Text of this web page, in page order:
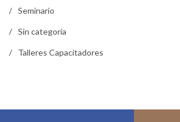
Seminario
Sin categoría
Talleres Capacitadores